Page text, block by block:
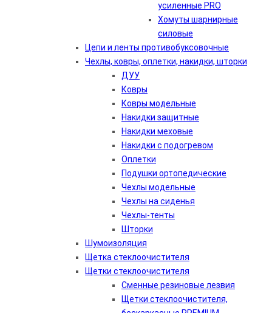
усиленные PRO
Хомуты шарнирные
силовые
Цепи и ленты противобуксовочные
Чехлы, ковры, оплетки, накидки, шторки
ДУУ
Ковры
Ковры модельные
Накидки защитные
Накидки меховые
Накидки с подогревом
Оплетки
Подушки ортопедические
Чехлы модельные
Чехлы на сиденья
Чехлы-тенты
Шторки
Шумоизоляция
Щетка стеклоочистителя
Щетки стеклоочистителя
Сменные резиновые лезвия
Щетки стеклоочистителя,